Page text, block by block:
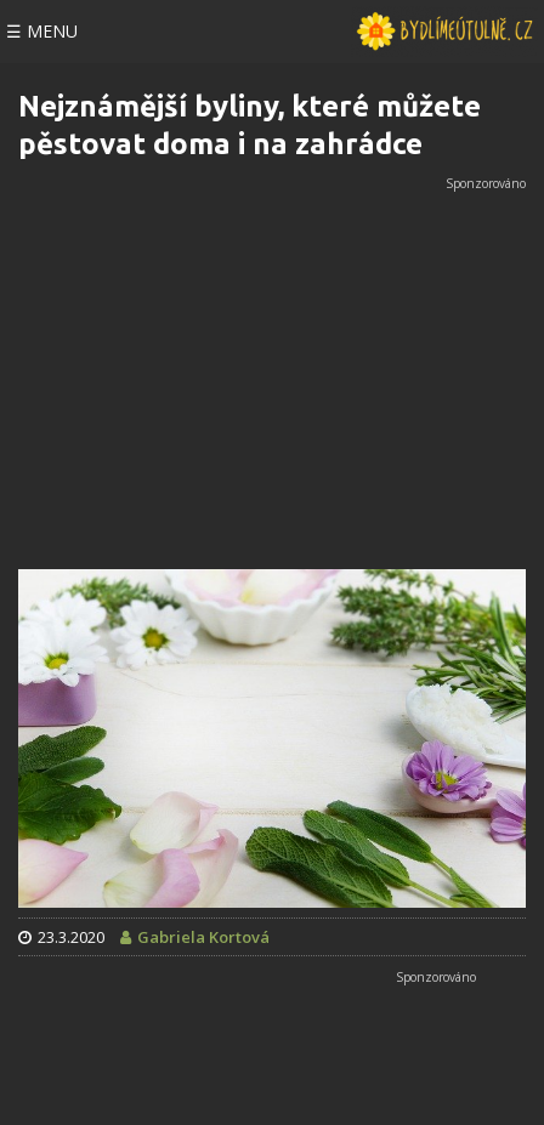
☰ MENU
Nejznámější byliny, které můžete
pěstovat doma i na zahrádce
23.3.2020 Gabriela Kortová